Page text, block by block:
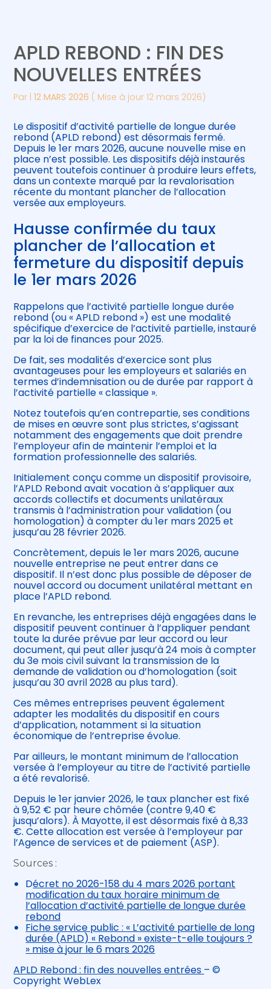
Gérer votre quotidien
Piloter votre entreprise
Développer votre entreprise
Construire votre patrimoine
Être prêt pour la facturation
électronique
Suivre votre comptabilité
Gérer vos ressources humaines
APLD REBOND : FIN DES
NOUVELLES ENTRÉES
Par |12 MARS 2026 ( Mise à jour 12 mars 2026)
Le dispositif d’activité partielle de longue durée
rebond (APLD rebond) est désormais fermé.
Depuis le 1er mars 2026, aucune nouvelle mise en
place n’est possible. Les dispositifs déjà instaurés
peuvent toutefois continuer à produire leurs effets,
dans un contexte marqué par la revalorisation
récente du montant plancher de l’allocation
versée aux employeurs.
Hausse confirmée du taux
plancher de l’allocation et
fermeture du dispositif depuis
le 1er mars 2026
Rappelons que l’activité partielle longue durée
rebond (ou « APLD rebond ») est une modalité
spécifique d’exercice de l’activité partielle, instauré
par la loi de finances pour 2025.
De fait, ses modalités d’exercice sont plus
avantageuses pour les employeurs et salariés en
termes d’indemnisation ou de durée par rapport à
l’activité partielle « classique ».
Notez toutefois qu’en contrepartie, ses conditions
de mises en œuvre sont plus strictes, s’agissant
notamment des engagements que doit prendre
l’employeur afin de maintenir l’emploi et la
formation professionnelle des salariés.
Initialement conçu comme un dispositif provisoire,
l’APLD Rebond avait vocation à s’appliquer aux
accords collectifs et documents unilatéraux
transmis à l’administration pour validation (ou
homologation) à compter du 1er mars 2025 et
jusqu’au 28 février 2026.
Concrètement, depuis le 1er mars 2026, aucune
nouvelle entreprise ne peut entrer dans ce
dispositif. Il n’est donc plus possible de déposer de
nouvel accord ou document unilatéral mettant en
place l’APLD rebond.
En revanche, les entreprises déjà engagées dans le
dispositif peuvent continuer à l’appliquer pendant
toute la durée prévue par leur accord ou leur
document, qui peut aller jusqu’à 24 mois à compter
du 3e mois civil suivant la transmission de la
demande de validation ou d’homologation (soit
jusqu’au 30 avril 2028 au plus tard).
Ces mêmes entreprises peuvent également
adapter les modalités du dispositif en cours
d’application, notamment si la situation
économique de l’entreprise évolue.
Par ailleurs, le montant minimum de l’allocation
versée à l’employeur au titre de l’activité partielle
a été revalorisé.
Depuis le 1er janvier 2026, le taux plancher est fixé
à 9,52 € par heure chômée (contre 9,40 €
jusqu’alors). À Mayotte, il est désormais fixé à 8,33
€. Cette allocation est versée à l’employeur par
l’Agence de services et de paiement (ASP).
Sources :
Décret no 2026-158 du 4 mars 2026 portant
modification du taux horaire minimum de
l’allocation d’activité partielle de longue durée
rebond
Fiche service public : « L’activité partielle de long
durée (APLD) « Rebond » existe-t-elle toujours ?
» mise à jour le 6 mars 2026
APLD Rebond : fin des nouvelles entrées – ©
Copyright WebLex